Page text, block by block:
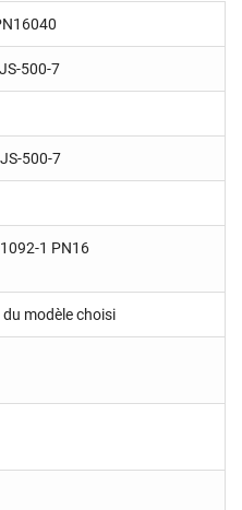
500-7
500-7
1 PN16
modèle choisi